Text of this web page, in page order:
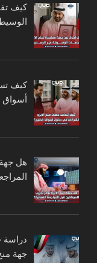
كيف
كيف
أسواق
هل جهة
دراسة
جهة